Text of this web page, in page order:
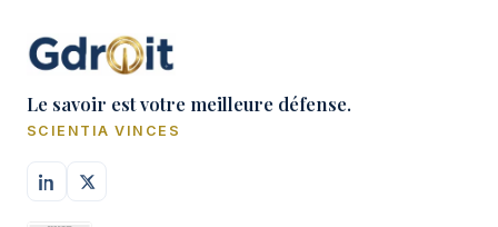
Le savoir est votre meilleure défense.
SCIENTIA VINCES